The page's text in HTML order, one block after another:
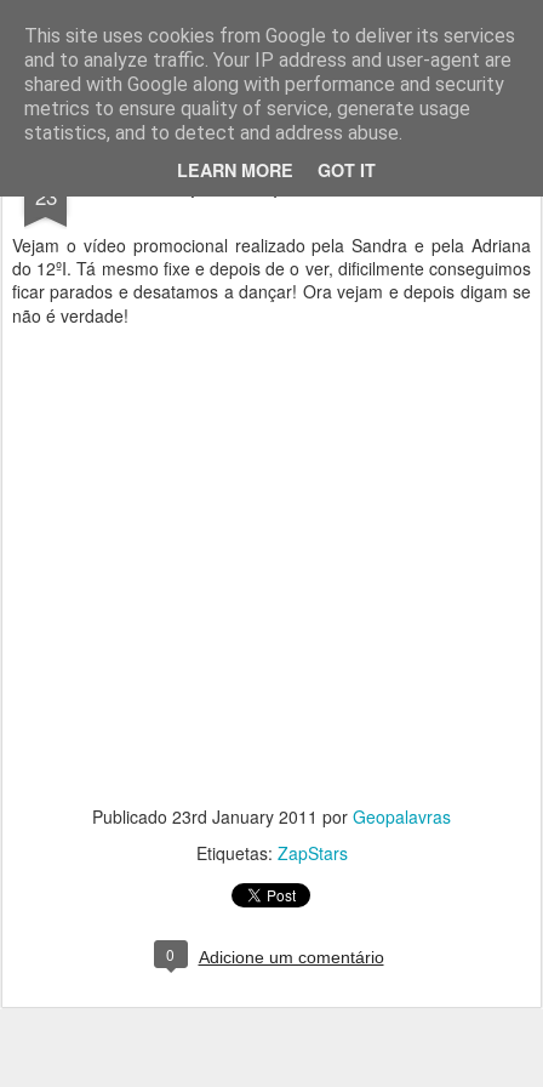
This site uses cookies from Google to deliver its services
and to analyze traffic. Your IP address and user-agent are
shared with Google along with performance and security
metrics to ensure quality of service, generate usage
statistics, and to detect and address abuse.
LEARN MORE GOT IT
Geopalavras
canal800 clique ZapCanal
23 Zapstars quase a estrear!
Vejam o vídeo promocional realizado pela Sandra e pela Adriana
do 12ºI. Tá mesmo fixe e depois de o ver, dificilmente conseguimos
ficar parados e desatamos a dançar! Ora vejam e depois digam se
não é verdade!
Publicado 23rd January 2011 por Geopalavras
Etiquetas: ZapStars
0 Adicione um comentário